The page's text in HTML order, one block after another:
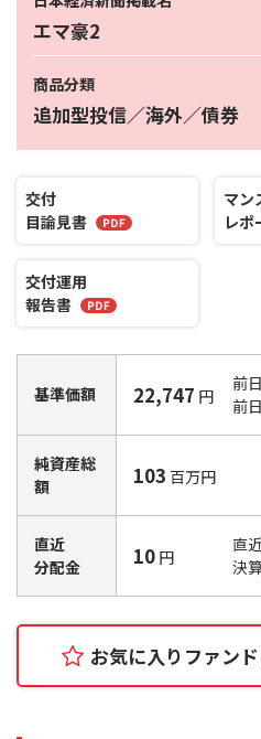
エマ豪2
商品分類
追加型投信／海外／債券
交付
目論見書
マン
レポ
交付運用
報告書
基準価額 22,747 円
前
前
純資産総
額
103 百万円
直近
分配金
10 円
直
決
お気に入りファン